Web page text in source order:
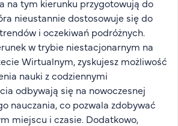
Internet?
na tym kierunku przygotowują do
nieustannie dostosowuje się do
i oczekiwań podróżnych.
w trybie niestacjonarnym na
Wirtualnym, zyskujesz możliwość
nauki z codziennymi
odbywają się na nowoczesnej
nauczania, co pozwala zdobywać
miejscu i czasie. Dodatkowo,